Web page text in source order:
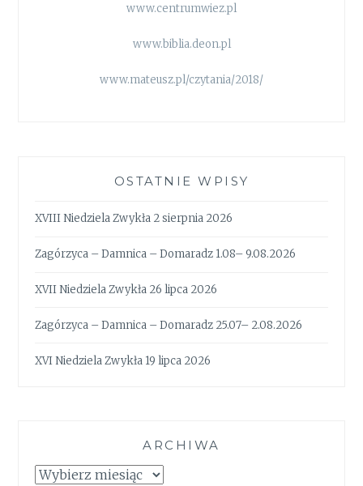
www.centrumwiez.pl
www.biblia.deon.pl
www.mateusz.pl/czytania/2018/
OSTATNIE WPISY
XVIII Niedziela Zwykła 2 sierpnia 2026
Zagórzyca – Damnica – Domaradz 1.08– 9.08.2026
XVII Niedziela Zwykła 26 lipca 2026
Zagórzyca – Damnica – Domaradz 25.07– 2.08.2026
XVI Niedziela Zwykła 19 lipca 2026
ARCHIWA
Archiwa